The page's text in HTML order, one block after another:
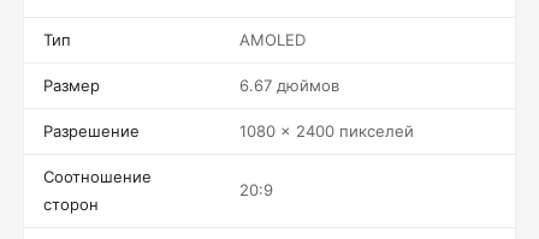
Тип AMOLED
Размер 6.67 дюймов
Разрешение 1080 x 2400 пикселей
Соотношение
сторон
20:9